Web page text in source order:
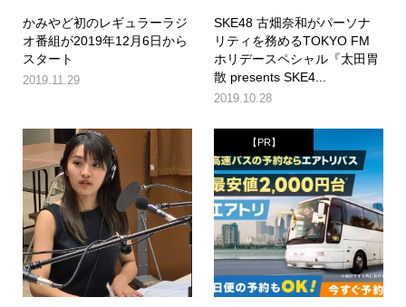
かみやど初のレギュラーラジ
オ番組が2019年12月6日から
スタート
2019.11.29
SKE48 古畑奈和がパーソナ
リティを務めるTOKYO FM
ホリデースペシャル『太田胃
散 presents SKE4...
2019.10.28
【PR】